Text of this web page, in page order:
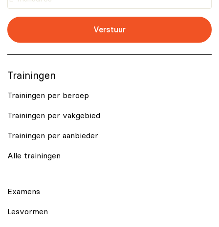
Verstuur
Trainingen
Trainingen per beroep
Trainingen per vakgebied
Trainingen per aanbieder
Alle trainingen
Examens
Lesvormen